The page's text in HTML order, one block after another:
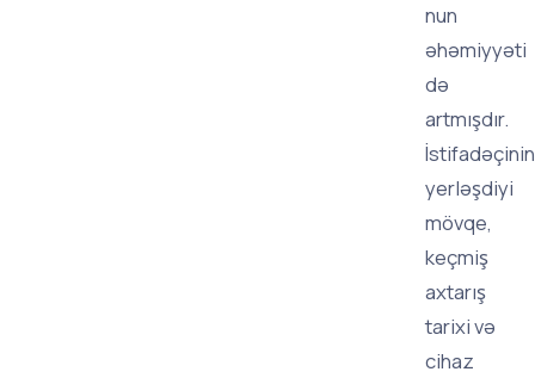
nun
əhəmiyyəti
də
artmışdır.
İstifadəçinin
yerləşdiyi
mövqe,
keçmiş
axtarış
tarixi və
cihaz